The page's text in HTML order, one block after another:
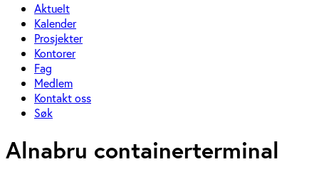
Aktuelt
Kalender
Prosjekter
Kontorer
Fag
Medlem
Kontakt oss
Søk
Alnabru containerterminal